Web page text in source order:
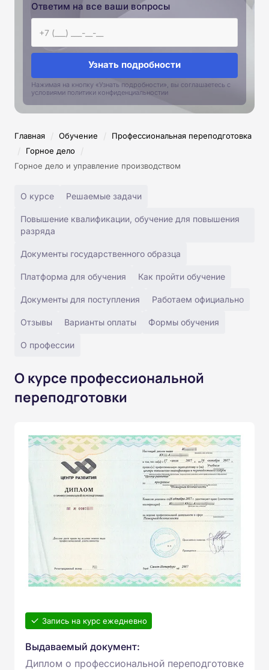
Ответим на все ваши вопросы
Узнать подробности
Нажимая на кнопку «Узнать подробности», вы соглашаетесь с
условиями политики конфиденциальностии
Главная / Обучение / Профессиональная переподготовка
/ Горное дело /
Горное дело и управление производством
О курсе Решаемые задачи
Повышение квалификации, обучение для повышения
разряда
Документы государственного образца
Платформа для обучения Как пройти обучение
Документы для поступления Работаем официально
Отзывы Варианты оплаты Формы обучения
О профессии
О курсе профессиональной
переподготовки
Запись на курс ежедневно
Выдаваемый документ:
Диплом о профессиональной переподготовке